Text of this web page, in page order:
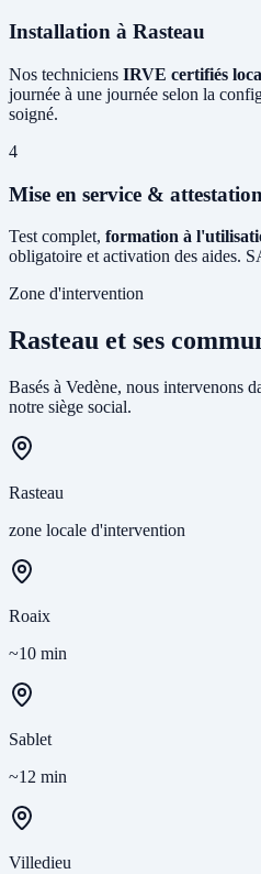
Installation à Rasteau
Nos techniciens IRVE certifiés
journée à une journée selon la
soigné.
4
Mise en service & attestation
Test complet, formation à
obligatoire et activation des aides.
Zone d'intervention
Rasteau et ses
Basés à Vedène, nous intervenons
notre siège social.
Rasteau
zone locale d'intervention
Roaix
~10 min
Sablet
~12 min
Villedieu